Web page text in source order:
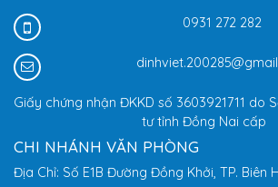
0931 272 282
Giấy chứng nhận ĐKKD số 3603921711 do
tư tỉnh Đồng Nai cấp
CHI NHÁNH VĂN PHÒNG
Địa Chỉ: Số E1B Đường Đồng Khởi, TP. Biên